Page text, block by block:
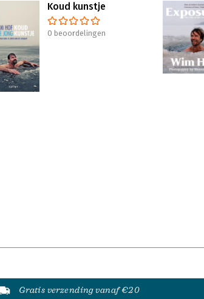
Koud kunstje
0 beoordelingen
Gratis verzending vanaf €20